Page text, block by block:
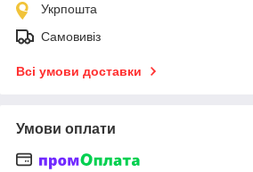
Укрпошта
Самовивіз
Всі умови доставки
Умови оплати